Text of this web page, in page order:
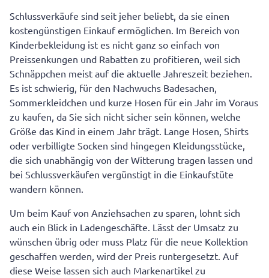
Kaufen Sie Kleidung und Schuhe mit Bedacht ein
Leihen und tauschen Sie, anstatt zu kaufen
Schlussverkäufe sind seit jeher beliebt, da sie einen
kostengünstigen Einkauf ermöglichen. Im Bereich von
Kinderbekleidung ist es nicht ganz so einfach von
Preissenkungen und Rabatten zu profitieren, weil sich
Schnäppchen meist auf die aktuelle Jahreszeit beziehen.
Es ist schwierig, für den Nachwuchs Badesachen,
Sommerkleidchen und kurze Hosen für ein Jahr im Voraus
zu kaufen, da Sie sich nicht sicher sein können, welche
Größe das Kind in einem Jahr trägt. Lange Hosen, Shirts
oder verbilligte Socken sind hingegen Kleidungsstücke,
die sich unabhängig von der Witterung tragen lassen und
bei Schlussverkäufen vergünstigt in die Einkaufstüte
wandern können.
Um beim Kauf von Anziehsachen zu sparen, lohnt sich
auch ein Blick in Ladengeschäfte. Lässt der Umsatz zu
wünschen übrig oder muss Platz für die neue Kollektion
geschaffen werden, wird der Preis runtergesetzt. Auf
diese Weise lassen sich auch Markenartikel zu